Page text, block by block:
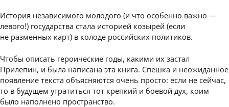
История независимого молодого (и что особенно важно —
левого!) государства стала историей козырей (если
не разменных карт) в колоде российских политиков.
Чтобы описать героические годы, какими их застал
Прилепин, и была написана эта книга. Спешка и неожиданное
появление текста объясняются очень просто: если не сейчас,
то в будущем утратиться тот крепкий и боевой дух, коим
было наполнено пространство.